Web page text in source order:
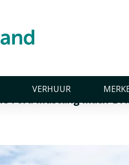
VERHUUR
van de
Ford Mustang Mach-E